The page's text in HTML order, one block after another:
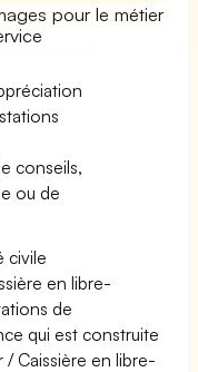
pour le métier
conseils,
ou de
civile
en libre-
de
qui est construite
/ Caissière en libre-